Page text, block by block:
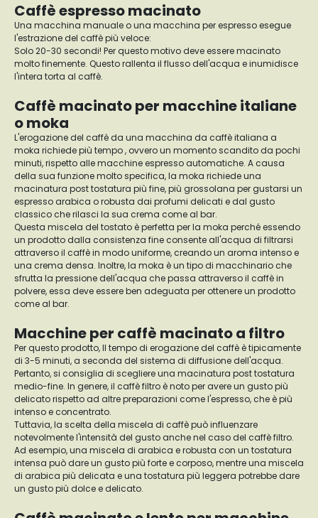
Caffè espresso macinato
Una macchina manuale o una macchina per espresso esegue
l'estrazione del caffè più veloce:
Solo 20-30 secondi! Per questo motivo deve essere macinato
molto finemente. Questo rallenta il flusso dell'acqua e inumidisce
l'intera torta al caffè.
Caffè macinato per macchine italiane
o moka
L'erogazione del caffè da una macchina da caffè italiana a
moka richiede più tempo , ovvero un momento scandito da pochi
minuti, rispetto alle macchine espresso automatiche. A causa
della sua funzione molto specifica, la moka richiede una
macinatura post tostatura più fine, più grossolana per gustarsi un
espresso arabica o robusta dai profumi delicati e dal gusto
classico che rilasci la sua crema come al bar.
Questa miscela del tostato è perfetta per la moka perché essendo
un prodotto dalla consistenza fine consente all'acqua di filtrarsi
attraverso il caffè in modo uniforme, creando un aroma intenso e
una crema densa. Inoltre, la moka è un tipo di macchinario che
sfrutta la pressione dell'acqua che passa attraverso il caffè in
polvere, essa deve essere ben adeguata per ottenere un prodotto
come al bar.
Macchine per caffè macinato a filtro
Per questo prodotto, Il tempo di erogazione del caffè è tipicamente
di 3-5 minuti, a seconda del sistema di diffusione dell'acqua.
Pertanto, si consiglia di scegliere una macinatura post tostatura
medio-fine. In genere, il caffè filtro è noto per avere un gusto più
delicato rispetto ad altre preparazioni come l'espresso, che è più
intenso e concentrato.
Tuttavia, la scelta della miscela di caffè può influenzare
notevolmente l'intensità del gusto anche nel caso del caffè filtro.
Ad esempio, una miscela di arabica e robusta con un tostatura
intensa può dare un gusto più forte e corposo, mentre una miscela
di arabica più delicata e una tostatura più leggera potrebbe dare
un gusto più dolce e delicato.